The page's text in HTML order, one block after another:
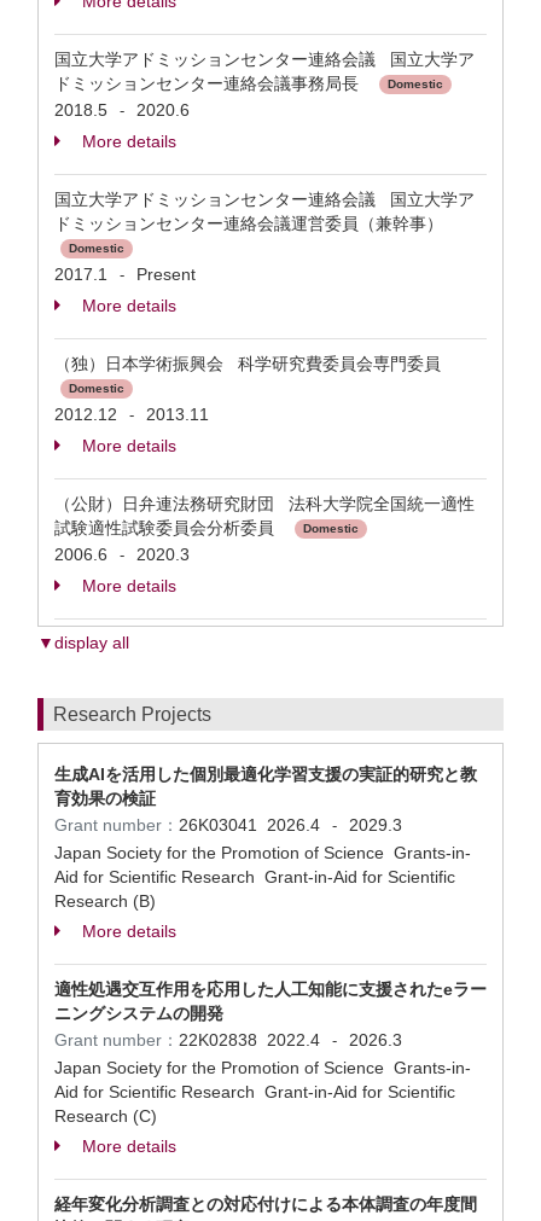
国立大学アドミッションセンター連絡会議 国立大学ア
ドミッションセンター連絡会議事務局長
Domestic
2018.5 -
2020.6
More details
国立大学アドミッションセンター連絡会議 国立大学ア
ドミッションセンター連絡会議運営委員（兼幹事）
Domestic
2017.1 -
Present
More details
（独）日本学術振興会 科学研究費委員会専門委員
Domestic
2012.12 -
2013.11
More details
（公財）日弁連法務研究財団 法科大学院全国統一適性
試験適性試験委員会分析委員
Domestic
2006.6 -
2020.3
More details
▼display all
Research Projects
生成AIを活用した個別最適化学習支援の実証的研究と教
育効果の検証
Grant number： 26K03041 2026.4 -
2029.3
Japan Society for the Promotion of Science Grants-in-
Aid for Scientific Research Grant-in-Aid for Scientific
Research (B)
More details
適性処遇交互作用を応用した人工知能に支援されたeラー
ニングシステムの開発
Grant number： 22K02838 2022.4 -
2026.3
Japan Society for the Promotion of Science Grants-in-
Aid for Scientific Research Grant-in-Aid for Scientific
Research (C)
More details
経年変化分析調査との対応付けによる本体調査の年度間